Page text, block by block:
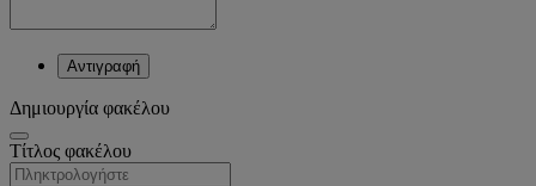
Αντιγραφή
Δημιουργία φακέλου
Tίτλος φακέλου